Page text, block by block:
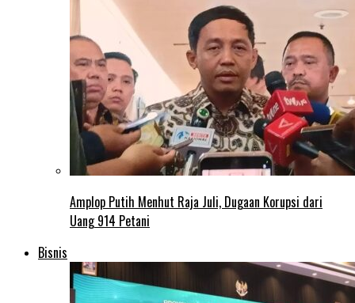
Amplop Putih Menhut Raja Juli, Dugaan Korupsi dari
Uang 914 Petani
Bisnis